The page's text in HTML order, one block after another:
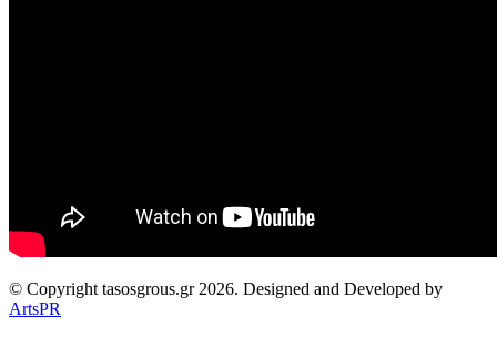
© Copyright tasosgrous.gr 2026. Designed and Developed by
ArtsPR